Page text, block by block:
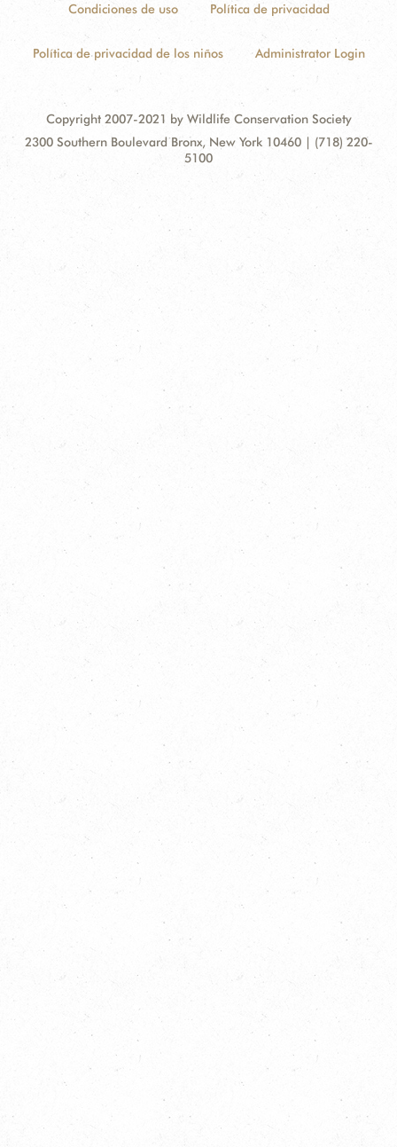
Condiciones de uso Política de privacidad
Política de privacidad de los niños Administrator Login
Copyright 2007-2021 by Wildlife Conservation Society
Contact
Address:
2300 Southern Boulevard Bronx, New York 10460 | (718) 220-
5100